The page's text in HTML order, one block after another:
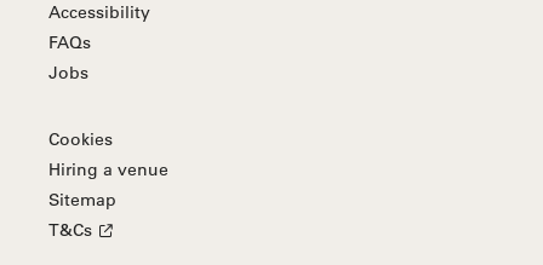
Accessibility
FAQs
Jobs
Cookies
Hiring a venue
Sitemap
T&Cs